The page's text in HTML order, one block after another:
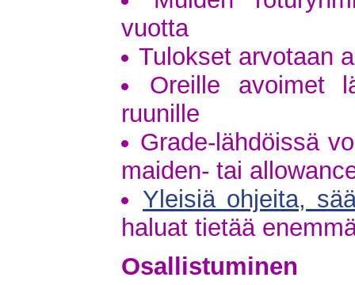
vuotta
Tulokset arvotaan
Oreille avoimet
ruunille
Grade-lähdöissä
maiden- tai
Yleisiä ohjeita,
haluat tietää
Osallistuminen